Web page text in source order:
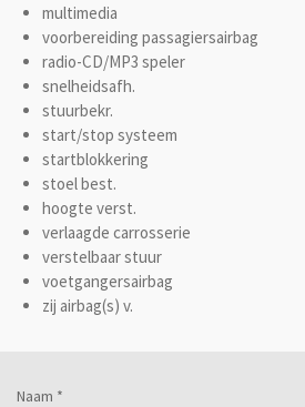
multimedia
voorbereiding passagiersairbag
radio-CD/MP3 speler
snelheidsafh.
stuurbekr.
start/stop systeem
startblokkering
stoel best.
hoogte verst.
verlaagde carrosserie
verstelbaar stuur
voetgangersairbag
zij airbag(s) v.
Naam *